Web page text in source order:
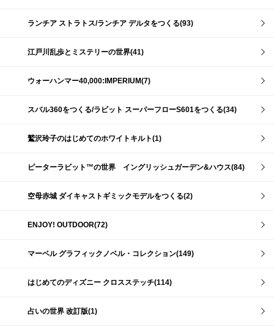
ランチア ストラトス/ランチア デルタをつくる(93)
江戸川乱歩とミステリーの世界(41)
ウォーハンマー40,000:IMPERIUM(7)
スバル360をつくる/ラビット スーパーフローS601をつくる(34)
鷲沢玲子のはじめてのホワイトキルト(1)
ピーターラビット™の世界 イングリッシュガーデン&ハウス(84)
空母赤城 ダイキャストギミックモデルをつくる(2)
ENJOY! OUTDOOR(72)
マーベル グラフィックノベル・コレクション(149)
はじめてのディズニー クロスステッチ(114)
占いの世界 改訂版(1)